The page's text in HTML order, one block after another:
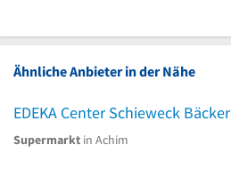
Ähnliche Anbieter in der Nähe
EDEKA Center Schieweck Bäcker
Supermarkt in Achim